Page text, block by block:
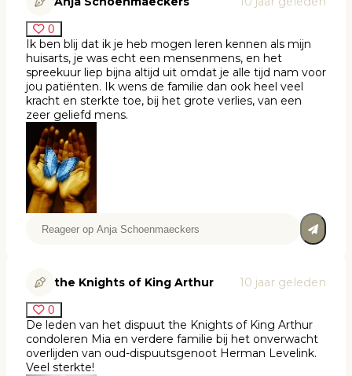
0
Ik ben blij dat ik je heb mogen leren kennen als mijn
huisarts, je was echt een mensenmens, en het
spreekuur liep bijna altijd uit omdat je alle tijd nam voor
jou patiënten. Ik wens de familie dan ook heel veel
kracht en sterkte toe, bij het grote verlies, van een
zeer geliefd mens.
the Knights of King Arthur 10 jaar geleden
0
De leden van het dispuut the Knights of King Arthur
condoleren Mia en verdere familie bij het onverwacht
overlijden van oud-dispuutsgenoot Herman Levelink.
Veel sterkte!